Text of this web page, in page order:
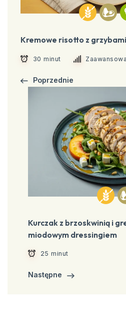
Kremowe risotto z
30 minut
Poprzednie
Kurczak z brzoskwinią i
miodowym dressingiem
25 minut
Następne